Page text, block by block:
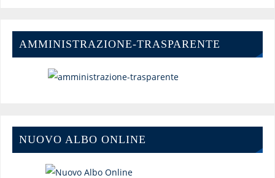
AMMINISTRAZIONE-TRASPARENTE
NUOVO ALBO ONLINE